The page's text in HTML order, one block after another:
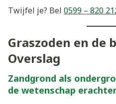
Twijfel je? Bel 0599 – 820
Graszoden en de
Overslag
Zandgrond als
de wetenschap